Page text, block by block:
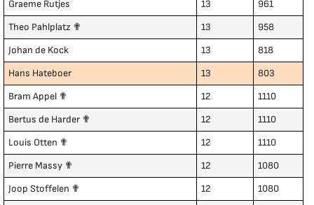
Graeme Rutjes 13
961
Theo Pahlplatz ✟
13
958
Johan de Kock
13
818
Hans Hateboer
13
803
Bram Appel ✟
12
1110
Bertus de Harder ✟
12
1110
Louis Otten ✟
12
1110
Pierre Massy ✟
12
1080
Joop Stoffelen ✟
12
1080